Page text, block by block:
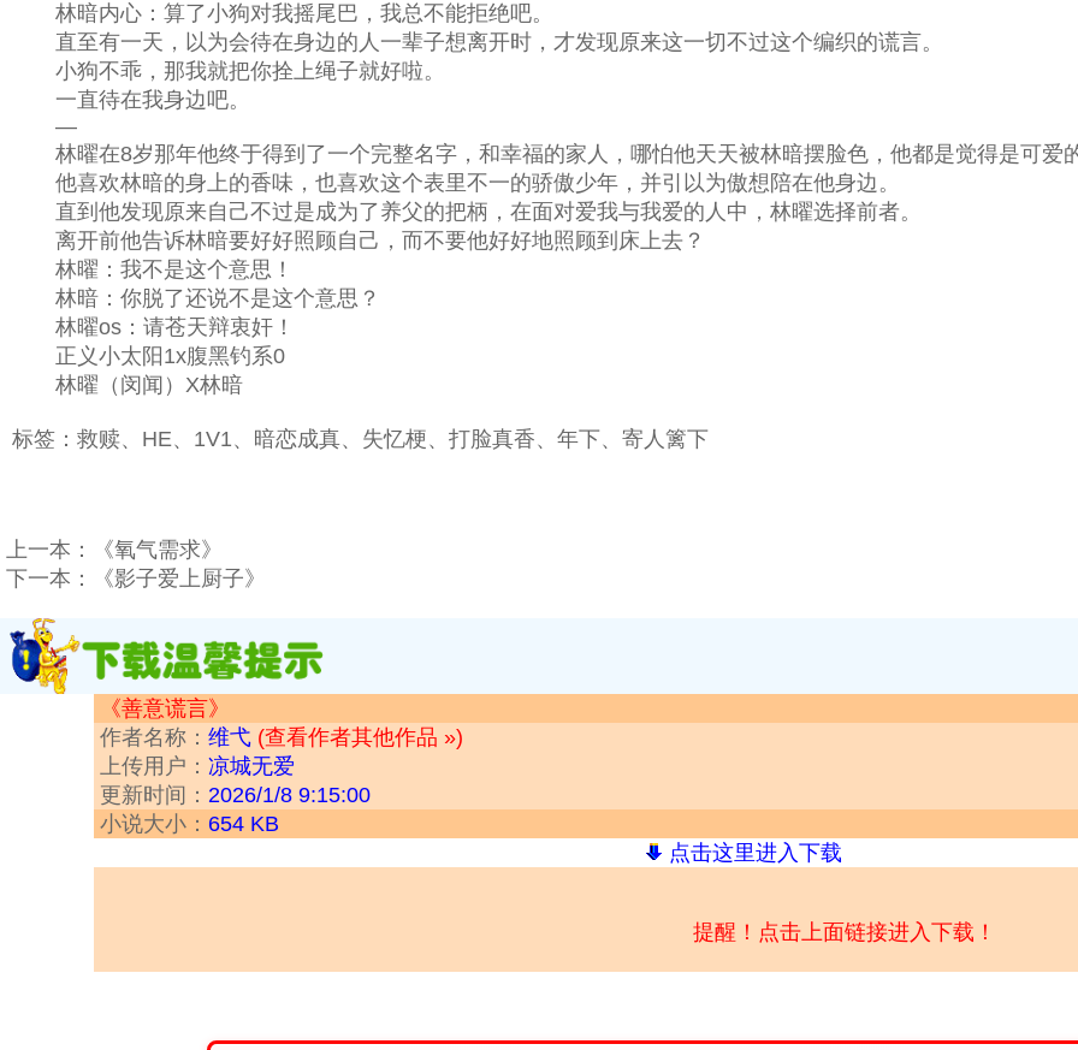
林暗内心：算了小狗对我摇尾巴，我总不能拒绝吧。
直至有一天，以为会待在身边的人一辈子想离开时，才发现原来这一切不过这个编织的谎言。
小狗不乖，那我就把你拴上绳子就好啦。
一直待在我身边吧。
—
林曜在8岁那年他终于得到了一个完整名字，和幸福的家人，哪怕他天天被林暗摆脸色，他都是觉得是可爱
他喜欢林暗的身上的香味，也喜欢这个表里不一的骄傲少年，并引以为傲想陪在他身边。
直到他发现原来自己不过是成为了养父的把柄，在面对爱我与我爱的人中，林曜选择前者。
离开前他告诉林暗要好好照顾自己，而不要他好好地照顾到床上去？
林曜：我不是这个意思！
林暗：你脱了还说不是这个意思？
林曜os：请苍天辩衷奸！
正义小太阳1x腹黑钓系0
林曜（闵闻）X林暗
标签：救赎、HE、1V1、暗恋成真、失忆梗、打脸真香、年下、寄人篱下
上一本：
《氧气需求》
下一本：
《影子爱上厨子》
《善意谎言》
作者名称： 维弋 (查看作者其他作品 »)
上传用户： 凉城无爱
更新时间： 2026/1/8 9:15:00
小说大小： 654 KB
点击这里进入下载
提醒！点击上面链接进入下载！